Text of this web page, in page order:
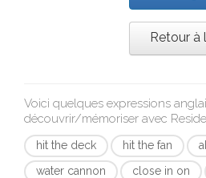
Retour à
Voici quelques expressions
découvrir/mémoriser avec
hit the deck hit the fan
water cannon
close in on